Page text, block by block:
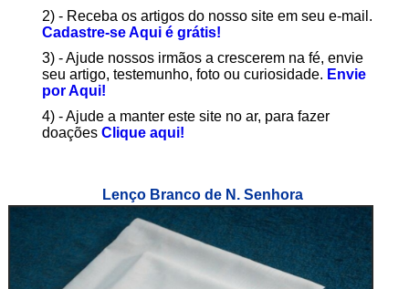
2) - Receba os artigos do nosso site em seu e-mail.
Cadastre-se Aqui é grátis!
3) - Ajude nossos irmãos a crescerem na fé, envie
seu artigo, testemunho, foto ou curiosidade. Envie
por Aqui!
4) - Ajude a manter este site no ar, para fazer
doações Clique aqui!
Lenço Branco de N. Senhora